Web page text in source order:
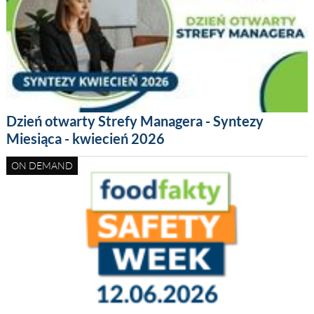
Dzień otwarty Strefy Managera - Syntezy
Miesiąca - kwiecień 2026
ON DEMAND